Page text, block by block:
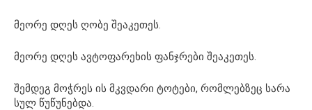
მეორე დღეს ღობე შეაკეთეს.
მეორე დღეს ავტოფარეხის ფანჯრები შეაკეთეს.
შემდეგ მოჭრეს ის მკვდარი ტოტები, რომლებზეც სარა
სულ წუწუნებდა.